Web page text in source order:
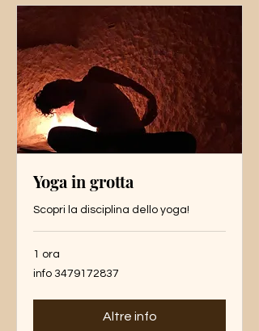
Yoga in grotta
Scopri la disciplina dello yoga!
1 ora
info
3479172837
info 3479172837
Altre info